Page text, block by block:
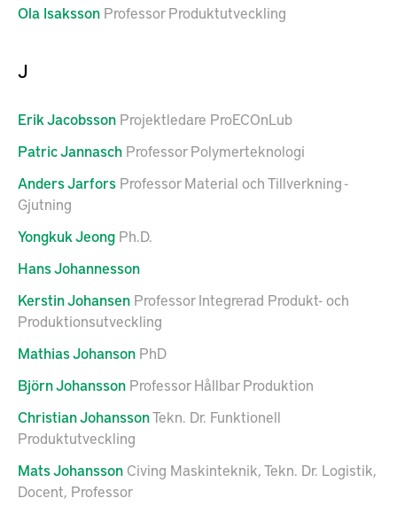
Ola Isaksson Professor Produktutveckling
J
ErikJacobsson Projektledare ProECOnLub
PatricJannasch Professor Polymerteknologi
AndersJarfors Professor Material och Tillverkning -
Gjutning
YongkukJeong Ph.D.
HansJohannesson
KerstinJohansen Professor Integrerad Produkt- och
Produktionsutveckling
MathiasJohanson PhD
BjörnJohansson Professor Hållbar Produktion
ChristianJohanssonTekn. Dr. Funktionell
Produktutveckling
MatsJohansson Civing Maskinteknik, Tekn. Dr. Logistik,
Docent, Professor